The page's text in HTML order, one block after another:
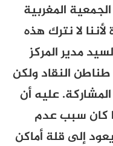
المغربية
لا نترك هذه
مدير المركز
النقاد ولكن
عليه أن
كان سبب عدم
إلى قلة أماكن